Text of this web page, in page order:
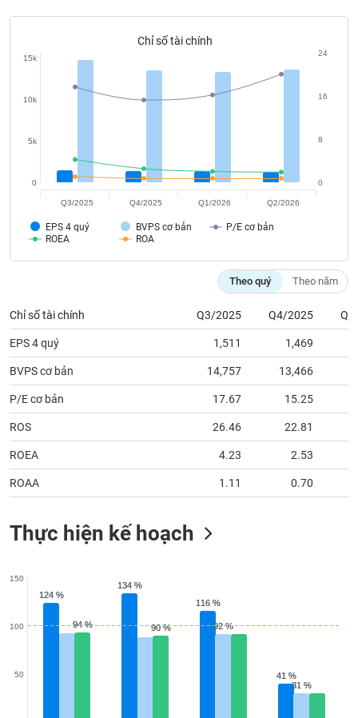
Chỉ số tài chính
EPS 4 quý BVPS cơ bản
P/E cơ bản
ROEA
ROA
0
5k
10k
15k
0
8
16
24
Q3/2025 Q4/2025 Q1/2026 Q2/2026
Theo quý Theo năm
Chỉ số tài chính Q3/2025 Q4/2025
EPS 4 quý 1,511 1,469
BVPS cơ bản 14,757 13,466
P/E cơ bản 17.67 15.25
ROS 26.46 22.81
ROEA 4.23 2.53
ROAA 1.11 0.70
Thực hiện kế hoạch
124 %
124 %
134 %
134 %
116 %
116 %
41 %
41 %
92 %
92 %
31 %
31 %
94 %
94 % 90 %
90 %
50
100
150
chính